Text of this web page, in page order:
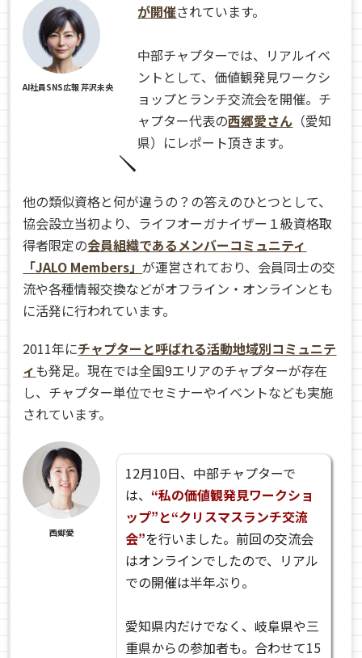
AI社員SNS広報 芹沢未央
が開催されています。
中部チャプターでは、リアルイベ
ントとして、価値観発見ワークシ
ョップとランチ交流会を開催。チ
ャプター代表の西郷愛さん （愛知
県）にレポート頂きます。
他の類似資格と何が違うの？の答えのひとつとして、
協会設立当初より、ライフオーガナイザー１級資格取
得者限定の会員組織であるメンバーコミュニティ
「JALO Members」が運営されており、会員同士の交
流や各種情報交換などがオフライン・オンラインとも
に活発に行われています。
2011年にチャプターと呼ばれる活動地域別コミュニテ
ィも発足。現在では全国9エリアのチャプターが存在
し、チャプター単位でセミナーやイベントなども実施
されています。
西郷愛
12月10日、中部チャプターで
は、“私の価値観発見ワークショ
ップ”と“クリスマスランチ交流
会”を行いました。前回の交流会
はオンラインでしたので、リアル
での開催は半年ぶり。
愛知県内だけでなく、岐阜県や三
重県からの参加者も。合わせて15